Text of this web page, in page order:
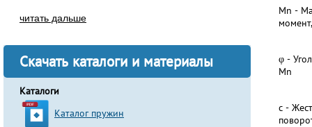
читать дальше
Скачать каталоги и материалы
Каталоги
Каталог пружин
Mn -
φ -
Mn
c -